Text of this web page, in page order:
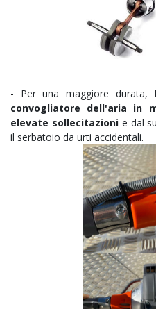
- Per una maggiore durata,
convogliatore dell'aria in
elevate sollecitazionie dal
il serbatoio da urti accidentali.